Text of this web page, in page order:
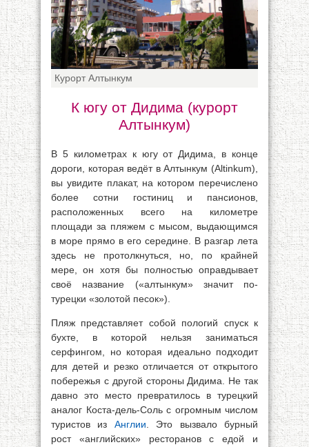
Курорт Алтынкум
К югу от Дидима (курорт
Алтынкум)
В 5 километрах к югу от Дидима, в конце
дороги, которая ведёт в Алтынкум (Altinkum),
вы увидите плакат, на котором перечислено
более сотни гостиниц и пансионов,
расположенных всего на километре
площади за пляжем с мысом, выдающимся
в море прямо в его середине. В разгар лета
здесь не протолкнуться, но, по крайней
мере, он хотя бы полностью оправдывает
своё название («алтынкум» значит по-
турецки «золотой песок»).
Пляж представляет собой пологий спуск к
бухте, в которой нельзя заниматься
серфингом, но которая идеально подходит
для детей и резко отличается от открытого
побережья с другой стороны Дидима. Не так
давно это место превратилось в турецкий
аналог Коста-дель-Соль с огромным числом
туристов из Англии . Это вызвало бурный
рост «английских» ресторанов с едой и